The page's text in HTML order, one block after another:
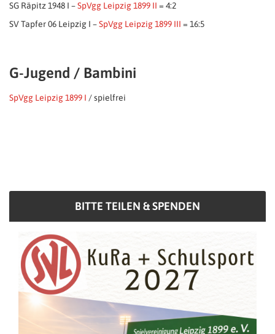
SG Räpitz 1948 I –SpVgg Leipzig 1899 II = 4:2
SV Tapfer 06 Leipzig I –SpVgg Leipzig 1899 III = 16:5
G-Jugend / Bambini
SpVgg Leipzig 1899 I / spielfrei
BITTE TEILEN & SPENDEN